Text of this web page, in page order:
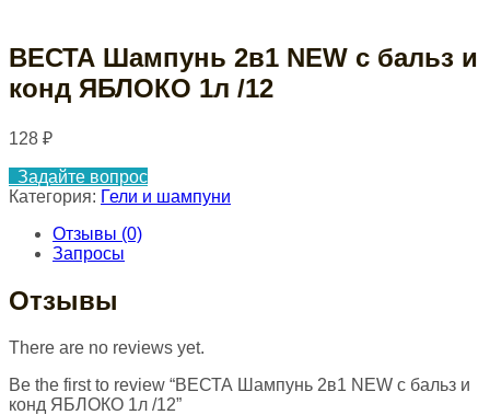
ВЕСТА Шампунь 2в1 NEW с бальз и
конд ЯБЛОКО 1л /12
128 ₽
Задайте вопрос
Категория: Гели и шампуни
Отзывы (0)
Запросы
Отзывы
There are no reviews yet.
Be the first to review “ВЕСТА Шампунь 2в1 NEW с бальз и
конд ЯБЛОКО 1л /12”